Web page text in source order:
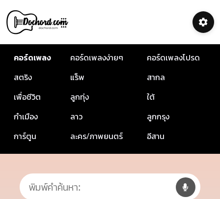
คอร์ดเพลง คอร์ดเพลงง่ายๆ
คอร์ดเพลงโปรด
สตริง
แร็พ
สากล
เพื่อชีวิต
ลูกทุ่ง
ใต้
กำเมือง
ลาว
ลูกกรุง
การ์ตูน
ละคร/ภาพยนตร์ อีสาน